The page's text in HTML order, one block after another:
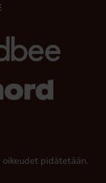
pidätetään.